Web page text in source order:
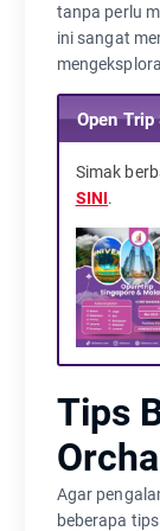
tanpa perlu
ini sangat
Open
Simak
SINI.
Tips
Agar
beberapa